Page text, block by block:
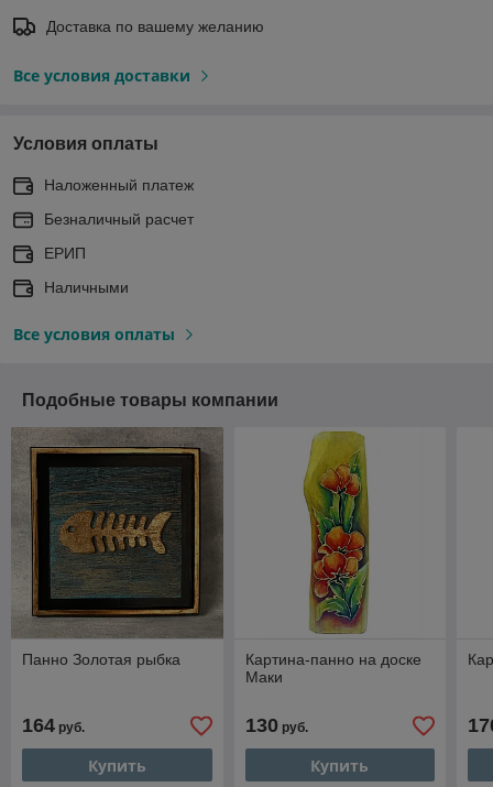
Доставка по вашему желанию
Все условия доставки
Условия оплаты
Наложенный платеж
Безналичный расчет
ЕРИП
Наличными
Все условия оплаты
Подобные товары компании
Панно Золотая рыбка
164 руб.
Купить
Картина-панно на доске
Маки
130руб.
Купить